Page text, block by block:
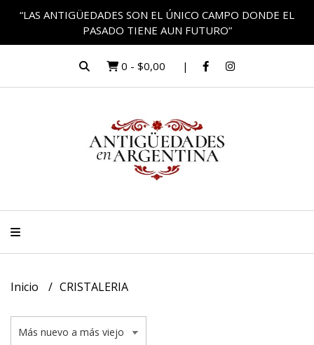
“LAS ANTIGÜEDADES SON EL ÚNICO CAMPO DONDE EL
PASADO TIENE AUN FUTURO”
0 - $0,00
Inicio CRISTALERIA